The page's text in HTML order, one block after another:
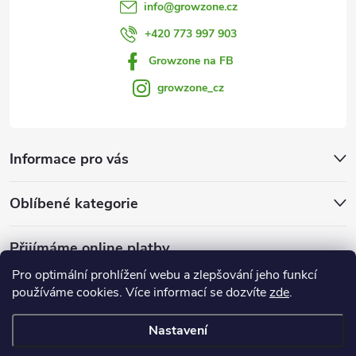
Pro optimální prohlížení webu a zlepšování jeho funkcí
používáme cookies. Více informací se dozvítezde.
Nastavení
info@growzone.cz
+420 773 997 903
Growzone na FB
growzone_cz
Informace pro vás
Oblíbené kategorie
Přijímáme online platby